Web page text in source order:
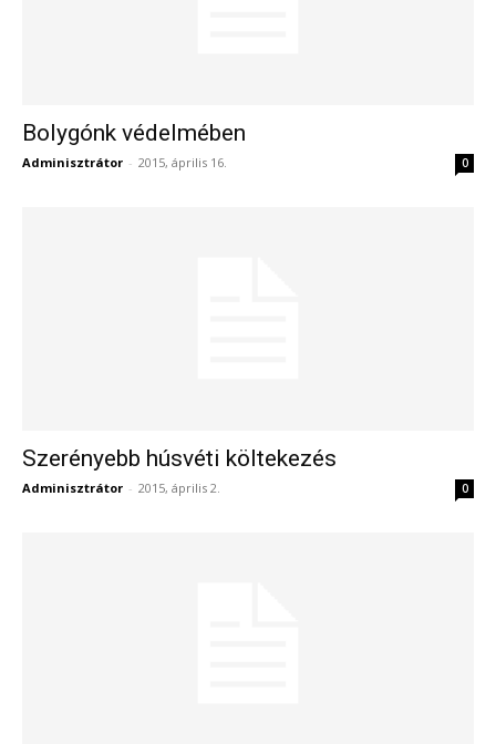
Bolygónk védelmében
Adminisztrátor - 2015, április 16. 0
Szerényebb húsvéti költekezés
Adminisztrátor - 2015, április 2. 0